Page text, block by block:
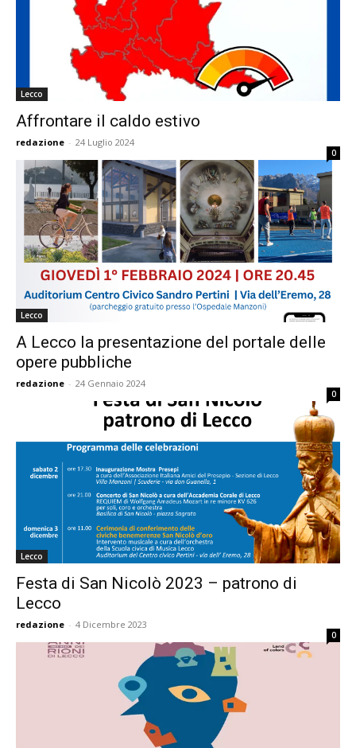
Lecco
Affrontare il caldo estivo
redazione - 24 Luglio 2024
0
Lecco
A Lecco la presentazione del portale delle
opere pubbliche
redazione - 24 Gennaio 2024
0
Lecco
Festa di San Nicolò 2023 – patrono di
Lecco
redazione - 4 Dicembre 2023
0